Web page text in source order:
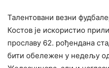
Талентовани везни
Костов је искористио
прославу 62. рођендана
бити обележен у недељу